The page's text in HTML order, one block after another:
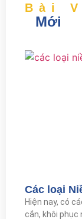
Bài
Mới
Các loại
Hiện nay, có
cắn, khôi phục